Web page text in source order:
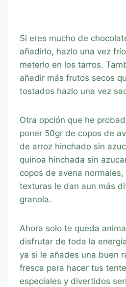
Si eres mucho de
añadirlo, hazlo una vez
meterlo en los tarros.
añadir más frutos secos
tostados hazlo una vez
Otra opción que he
poner 50gr de copos de
de arroz hinchado sin
quinoa hinchada sin
copos de avena
texturas le dan aun más
granola.
Ahora solo te queda
disfrutar de toda la
ya si le añades una buen
fresca para hacer tus
especiales y divertidos